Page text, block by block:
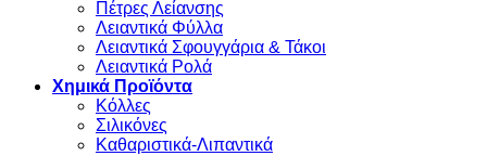
Πέτρες Λείανσης
Λειαντικά Φύλλα
Λειαντικά Σφουγγάρια & Τάκοι
Λειαντικά Ρολά
Χημικά Προϊόντα
Κόλλες
Σιλικόνες
Καθαριστικά-Λιπαντικά